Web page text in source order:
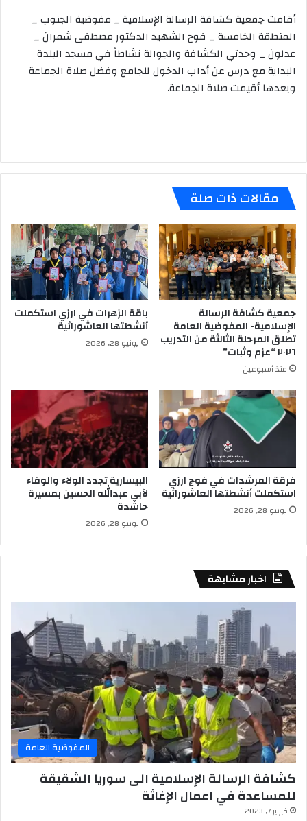
أقامت جمعية كشافة الرسالة الإسلامية _ مفوضية الجنوب _
المنطقة الخامسة _ فوج الشهيد الدكتور مصطفى شمران _
عدلون _ وحدتي الكشافة والجوالة نشاطاً في مسجد البلدة
البداية مع درس عن أداب الدخول للجامع وفضل صلاة الجماعة
وبعدها أقيمت صلاة الجماعة.
مقالات ذات صلة
جمعية كشافة الرسالة
الإسلامية- المفوضية العامة
تطلق المرحلة الثالثة من التدريب
٢٠٢٦ “عزم وثبات”
منذ أسبوعين
باقة الزهرات في ارزي استكملت
أنشطتها العاشورائية
يونيو 28, 2026
فرقة المرشدات في فوج ارزي
استكملت أنشطتها العاشورائية
يونيو 28, 2026
البيسارية تجدد الولاء والوفاء
لأبي عبدالله الحسين بمسيرة
حاشدة
يونيو 28, 2026
اخبار مشابهة
المفوضية العامة
كشافة الرسالة الإسلامية الى سوريا الشقيقة
للمساعدة في اعمال الإغاثة
فبراير 7, 2023